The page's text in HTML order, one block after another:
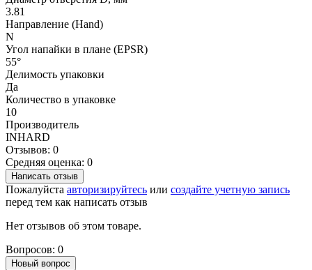
3.81
Направление (Hand)
N
Угол напайки в плане (EPSR)
55°
Делимость упаковки
Да
Количество в упаковке
10
Производитель
INHARD
Отзывов: 0
Средняя оценка: 0
Написать отзыв
Пожалуйста авторизируйтесь или создайте учетную запись
перед тем как написать отзыв
Нет отзывов об этом товаре.
Вопросов: 0
Новый вопрос